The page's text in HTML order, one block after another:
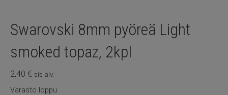
Swarovski 8mm pyöreä Light
smoked topaz, 2kpl
2,40 € sis alv.
Varasto loppu